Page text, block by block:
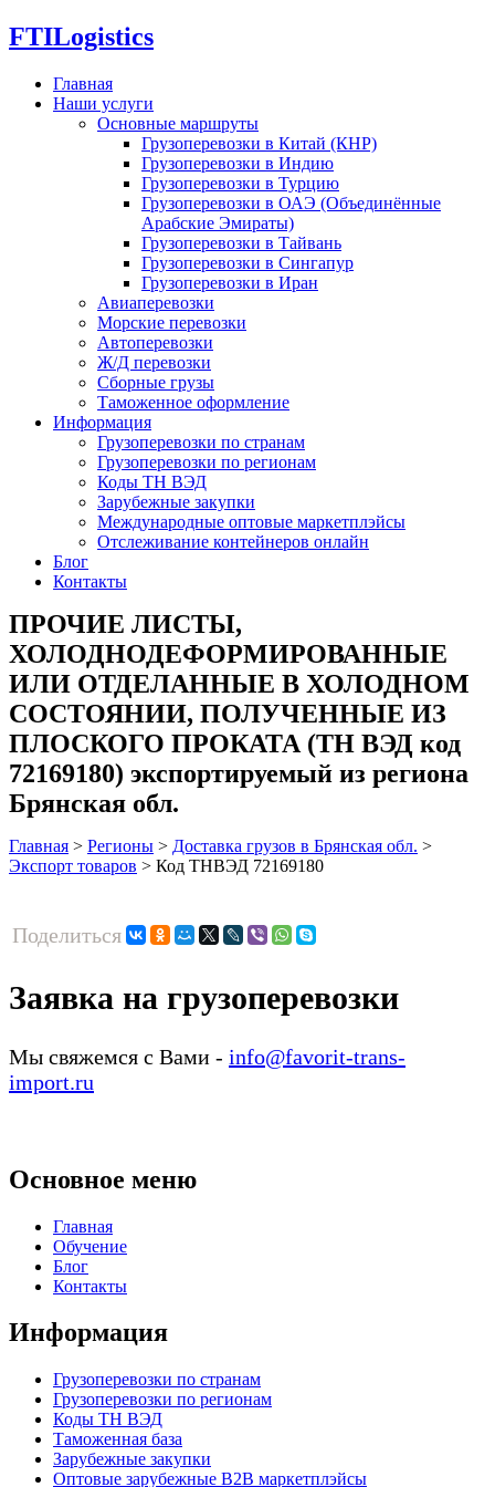
FTILogistics
Главная
Наши услуги
Основные маршруты
Грузоперевозки в Китай (КНР)
Грузоперевозки в Индию
Грузоперевозки в Турцию
Грузоперевозки в ОАЭ (Объединённые
Арабские Эмираты)
Грузоперевозки в Тайвань
Грузоперевозки в Сингапур
Грузоперевозки в Иран
Авиаперевозки
Морские перевозки
Автоперевозки
Ж/Д перевозки
Сборные грузы
Таможенное оформление
Информация
Грузоперевозки по странам
Грузоперевозки по регионам
Коды ТН ВЭД
Зарубежные закупки
Международные оптовые маркетплэйсы
Отслеживание контейнеров онлайн
Блог
Контакты
ПРОЧИЕ ЛИСТЫ,
ХОЛОДНОДЕФОРМИРОВАННЫЕ
ИЛИ ОТДЕЛАННЫЕ В ХОЛОДНОМ
СОСТОЯНИИ, ПОЛУЧЕННЫЕ ИЗ
ПЛОСКОГО ПРОКАТА (ТН ВЭД код
72169180) экспортируемый из региона
Брянская обл.
Главная > Регионы > Доставка грузов в Брянская обл. >
Экспорт товаров > Код ТНВЭД 72169180
Поделиться
Заявка на грузоперевозки
Мы свяжемся с Вами - info@favorit-trans-
import.ru
Основное меню
Главная
Обучение
Блог
Контакты
Информация
Грузоперевозки по странам
Грузоперевозки по регионам
Коды ТН ВЭД
Таможенная база
Зарубежные закупки
Оптовые зарубежные B2B маркетплэйсы